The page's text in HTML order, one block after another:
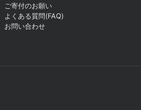
ご寄付のお願い
よくある質問(FAQ)
お問い合わせ